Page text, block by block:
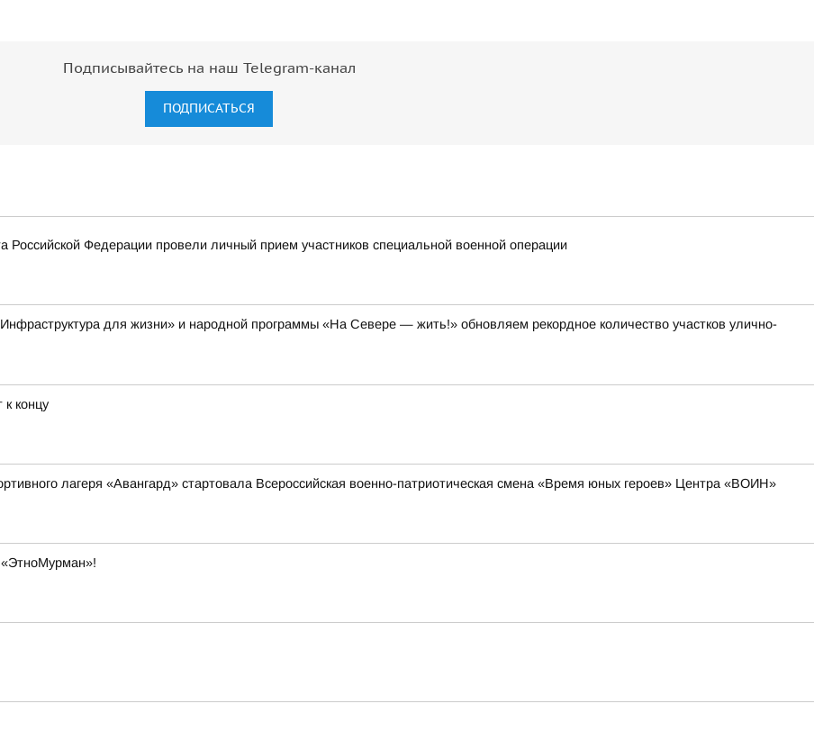
Подписывайтесь на наш Telegram-канал
ПОДПИСАТЬСЯ
Российской Федерации провели личный прием участников специальной военной операции
для жизни» и народной программы «На Севере — жить!» обновляем рекордное количество участков улично-
концу
лагеря «Авангард» стартовала Всероссийская военно-патриотическая смена «Время юных героев» Центра «ВОИН»